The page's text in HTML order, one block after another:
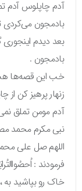
آدم چاپلوس آدم
بادمجون می‌کردی
بعد دیدم اینجوری
بادمجون .
خب این قصه‌ها هست
زنهار پرهیز کن
آدم مومن تملق
نبی مکرم محمد
اللهم صل علی
فرمودند :
خاک رو بپاشید به